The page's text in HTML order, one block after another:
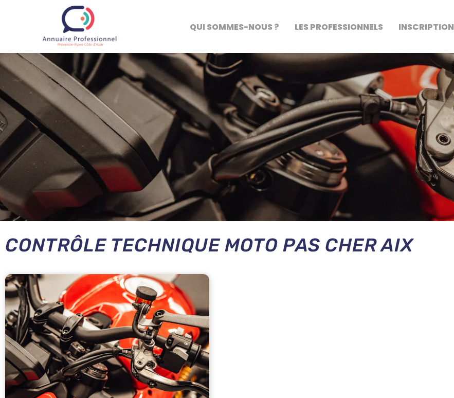
QUI SOMMES-NOUS ? LES PROFESSIONNELS INSCRIPTION
CONTRÔLE TECHNIQUE MOTO PAS CHER AIX